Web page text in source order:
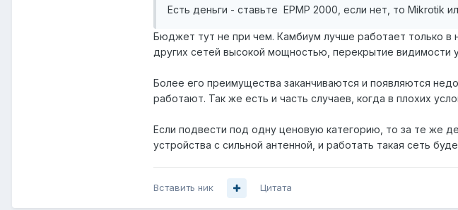
Есть деньги - ставьте EPMP 2000, если нет, то Mikrotik
Бюджет тут не при чем. Камбиум лучше работает только в
других сетей высокой мощностью, перекрытие видимости
Более его преимущества заканчиваются и появляются
работают. Так же есть и часть случаев, когда в плохих
Если подвести под одну ценовую категорию, то за те же
устройства с сильной антенной, и работать такая сеть
Вставить ник Цитата